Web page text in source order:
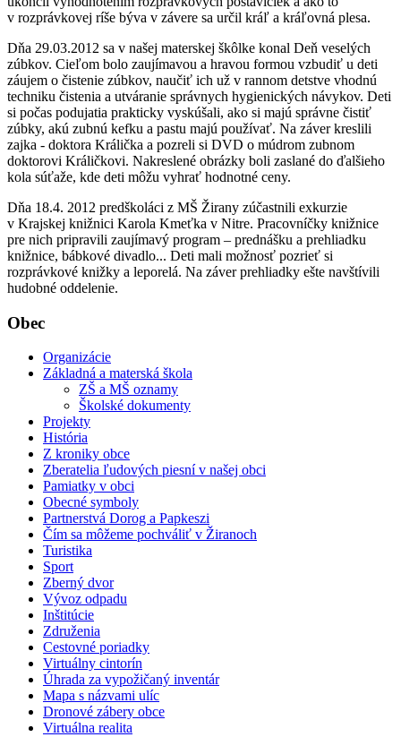
v rozprávkovej ríše býva v závere sa určil kráľ a kráľovná plesa.
Dňa 29.03.2012 sa v našej materskej škôlke konal Deň veselých
zúbkov. Cieľom bolo zaujímavou a hravou formou vzbudiť u deti
záujem o čistenie zúbkov, naučiť ich už v rannom detstve vhodnú
techniku čistenia a utváranie správnych hygienických návykov. Deti
si počas podujatia prakticky vyskúšali, ako si majú správne čistiť
zúbky, akú zubnú kefku a pastu majú používať. Na záver kreslili
zajka - doktora Králička a pozreli si DVD o múdrom zubnom
doktorovi Králičkovi. Nakreslené obrázky boli zaslané do ďalšieho
kola súťaže, kde deti môžu vyhrať hodnotné ceny.
Dňa 18.4. 2012 predškoláci z MŠ Žirany zúčastnili exkurzie
v Krajskej knižnici Karola Kmeťka v Nitre. Pracovníčky knižnice
pre nich pripravili zaujímavý program – prednášku a prehliadku
knižnice, bábkové divadlo... Deti mali možnosť pozrieť si
rozprávkové knižky a leporelá. Na záver prehliadky ešte navštívili
hudobné oddelenie.
Obec
Organizácie
Základná a materská škola
ZŠ a MŠ oznamy
Školské dokumenty
Projekty
História
Z kroniky obce
Zberatelia ľudových piesní v našej obci
Pamiatky v obci
Obecné symboly
Partnerstvá Dorog a Papkeszi
Čím sa môžeme pochváliť v Žiranoch
Turistika
Sport
Zberný dvor
Vývoz odpadu
Inštitúcie
Združenia
Cestovné poriadky
Virtuálny cintorín
Úhrada za vypožičaný inventár
Mapa s názvami ulíc
Dronové zábery obce
Virtuálna realita